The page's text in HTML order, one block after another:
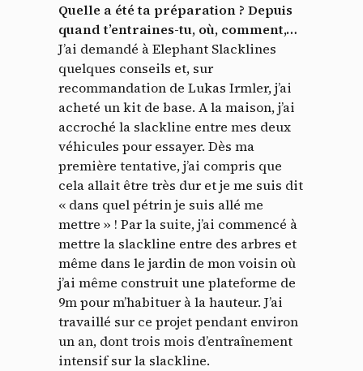
Quelle a été ta préparation ? Depuis
quand t’entraines-tu, où, comment,…
J’ai demandé à Elephant Slacklines
quelques conseils et, sur
recommandation de Lukas Irmler, j’ai
acheté un kit de base. A la maison, j’ai
accroché la slackline entre mes deux
véhicules pour essayer. Dès ma
première tentative, j’ai compris que
cela allait être très dur et je me suis dit
« dans quel pétrin je suis allé me
mettre » ! Par la suite, j’ai commencé à
mettre la slackline entre des arbres et
même dans le jardin de mon voisin où
j’ai même construit une plateforme de
9m pour m’habituer à la hauteur. J’ai
travaillé sur ce projet pendant environ
un an, dont trois mois d’entraînement
intensif sur la slackline.